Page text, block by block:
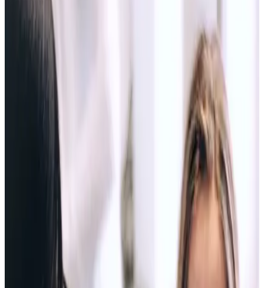
¿Tus dientes dan pistas? Pide
criterio.
¿Tus dientes te están dando
pistas? No compres aparato: pide
criterio.
Apiñamiento, espacios, mordida rara, dientes que se han movido o
dudas con tu hijo: la decisión no empieza por Invisalign o brackets.
Empieza por saber si tu boca está estable, si hay que vigilar o si toca
Pedir valoración
Enviar mi duda
Dr. Juan Romero
Top 1% mundial Invisalign
Primera visita gratuita
¿Está mi mordida preparada para mover dientes o solo estoy
intentando tapar una señal?